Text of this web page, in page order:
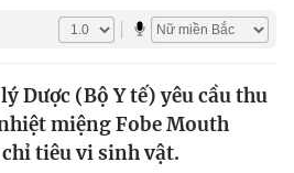
Dược (Bộ Y tế) yêu cầu thu
miệng Fobe Mouth
tiêu vi sinh vật.